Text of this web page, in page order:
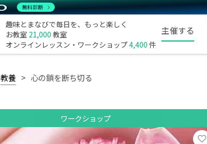
趣味とまなびで毎日を、もっと楽しく
お教室 21,000 教室
オンラインレッスン・ワークショップ4,400 件
主催する
教養 心の鎖を断ち切る
ワークショップ
無料診断